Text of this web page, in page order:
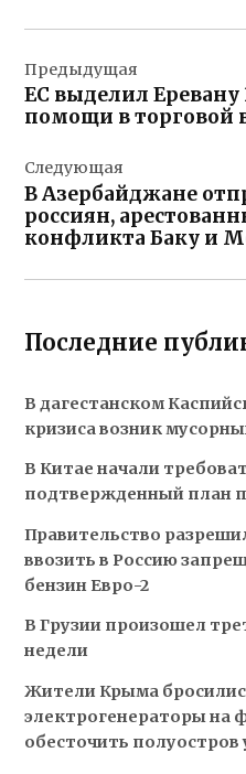
по
записям
Предыдущая
ЕС выделил
помощи в торговой
Следующая
В Азербайджане
россиян,
конфликта Баку и
Последние
В дагестанском
кризиса возник
В Китае начали
подтвержденный план
Правительство
ввозить в Россию
бензин Евро-2
В Грузии произошел
недели
Жители Крыма
электрогенераторы на
обесточить